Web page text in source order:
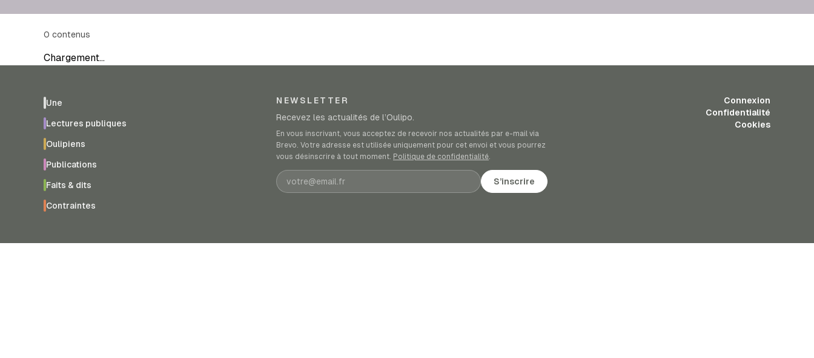
0 contenus
Chargement…
Une
Lectures publiques
Oulipiens
Publications
Faits & dits
Contraintes
NEWSLETTER
Recevez les actualités de l’Oulipo.
En vous inscrivant, vous acceptez de recevoir nos actualités par e-mail via
Brevo. Votre adresse est utilisée uniquement pour cet envoi et vous pourrez
vous désinscrire à tout moment. Politique de confidentialité.
Adresse e-mail S’inscrire
Connexion
Confidentialité
Cookies